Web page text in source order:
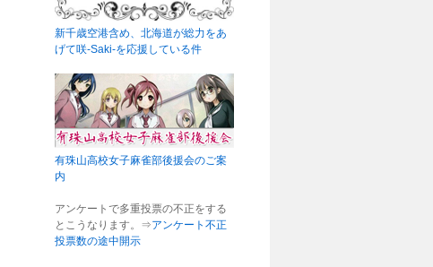
新千歳空港含め、北海道が総力をあ
げて咲-Saki-を応援している件
有珠山高校女子麻雀部後援会のご案
内
アンケートで多重投票の不正をする
とこうなります。⇒アンケート不正
投票数の途中開示